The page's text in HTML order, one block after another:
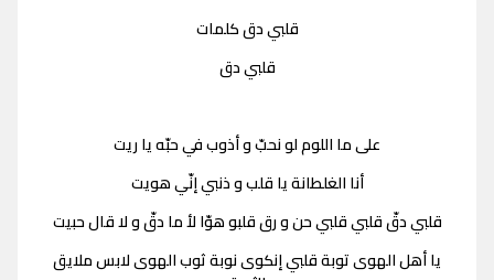
قلبي دق كلمات
قلبي دق
على ما اللوم لو نحبّ و أذوب في حبّه يا ريت
أنا الغلطانة يا قلب و ذنبي إنّي هويت
قلبي دقّ قلبي قلبي حن و رق قلبو هوّا لأ ما دقّ و لا قال حبيت
يا أهل الهوى توبة قلبي إنكوى نوبة ثوب الهوى لابس ملايق